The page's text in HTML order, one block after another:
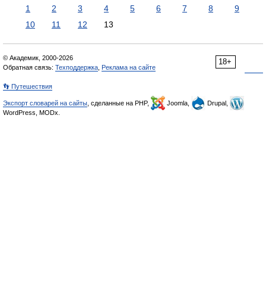
1 2 3 4 5 6 7 8
9
10
11 12 13
18+
© Академик, 2000-2026
Обратная связь: Техподдержка Реклама на сайте
👣 Путешествия
Экспорт словарей на сайты , сделанные на PHP, Joomla,
Drupal,
WordPress, MODx.